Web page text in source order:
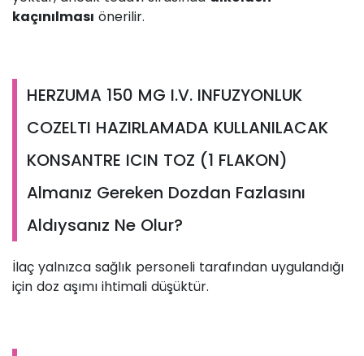
kaçınılması önerilir.
HERZUMA 150 MG I.V. INFUZYONLUK
COZELTI HAZIRLAMADA KULLANILACAK
KONSANTRE ICIN TOZ (1 FLAKON)
Almanız Gereken Dozdan Fazlasını
Aldıysanız Ne Olur?
İlaç yalnızca sağlık personeli tarafından uygulandığı
için doz aşımı ihtimali düşüktür.